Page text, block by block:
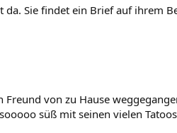
Sie findet ein Brief auf ihrem
von zu Hause
süß mit seinen vielen